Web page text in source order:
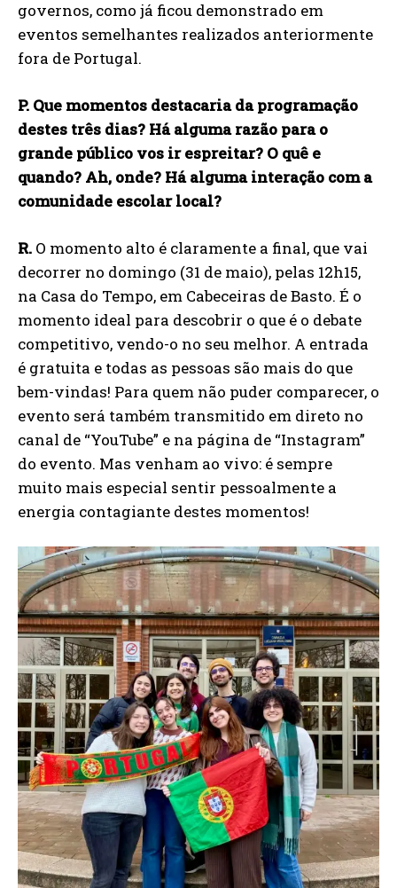
governos, como já ficou demonstrado em
eventos semelhantes realizados anteriormente
fora de Portugal.
P. Que momentos destacaria da programação
destes três dias? Há alguma razão para o
grande público vos ir espreitar? O quê e
quando? Ah, onde? Há alguma interação com a
comunidade escolar local?
R. O momento alto é claramente a final, que vai
decorrer no domingo (31 de maio), pelas 12h15,
na Casa do Tempo, em Cabeceiras de Basto. É o
momento ideal para descobrir o que é o debate
competitivo, vendo-o no seu melhor. A entrada
é gratuita e todas as pessoas são mais do que
bem-vindas! Para quem não puder comparecer, o
evento será também transmitido em direto no
canal de “YouTube” e na página de “Instagram”
do evento. Mas venham ao vivo: é sempre
muito mais especial sentir pessoalmente a
energia contagiante destes momentos!